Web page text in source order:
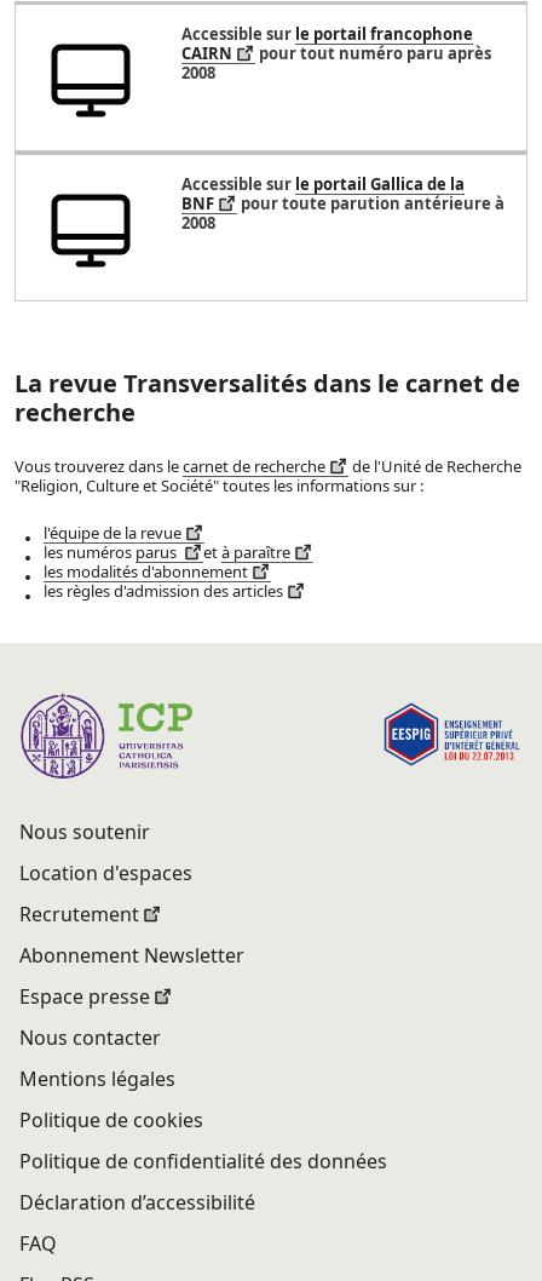
Accessible sur le portail francophone
CAIRN
pour tout numéro paru après
2008
Accessible sur le portail Gallica de la
BNF
pour toute parution antérieure à
2008
La revue Transversalités dans le carnet de
recherche
Vous trouverez dans lecarnet de recherche
de l'Unité de Recherche
"Religion, Culture et Société" toutes les informations sur :
l'équipe de la revue
les numéros parus età paraître
les modalités d'abonnement
les règles d'admission des articles
Nous soutenir
Location d'espaces
Recrutement
Abonnement Newsletter
Espace presse
Nous contacter
Mentions légales
Politique de cookies
Politique de confidentialité des données
Déclaration d’accessibilité
FAQ